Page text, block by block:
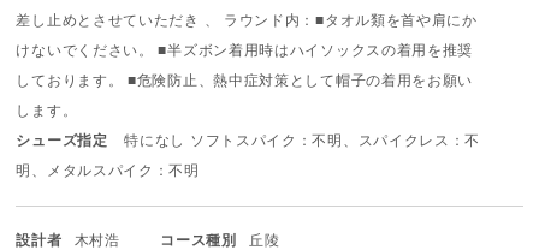
差し止めとさせていただき 、 ラウンド内：■タオル類を首や肩にか
けないでください。 ■半ズボン着用時はハイソックスの着用を推奨
しております。 ■危険防止、熱中症対策として帽子の着用をお願い
します。
シューズ指定
特になし ソフトスパイク：不明、スパイクレス：不
明、メタルスパイク：不明
設計者 木村浩 コース種別
丘陵